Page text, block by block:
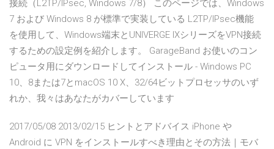
接続（L2TP/IPsec, Windows 7/8） このページでは、Windows
7 および Windows 8 が標準で実装している L2TP/IPsec機能
を使用して、Windows端末とUNIVERGE IXシリーズをVPN接続
するための設定例を紹介します。 GarageBand お使いのコン
ピュータ用にダウンロードしてインストール - Windows PC
10、8または7とmacOS 10 X、32/64ビットプロセッサのいず
れか、我々はあなたがカバーしています
2017/05/08 2013/02/15 ヒントとアドバイス iPhone や
Android に VPN をインストールすべき理由とその方法｜モバ